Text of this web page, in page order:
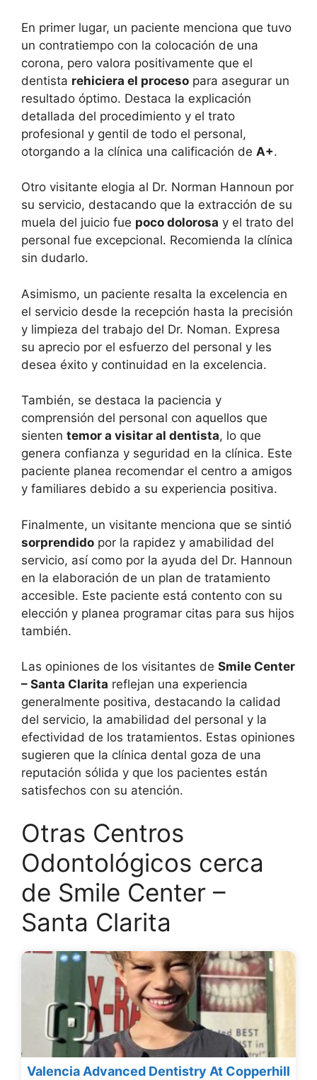
En primer lugar, un paciente menciona que tuvo
un contratiempo con la colocación de una
corona, pero valora positivamente que el
dentista rehiciera el proceso para asegurar un
resultado óptimo. Destaca la explicación
detallada del procedimiento y el trato
profesional y gentil de todo el personal,
otorgando a la clínica una calificación de A+.
Otro visitante elogia al Dr. Norman Hannoun por
su servicio, destacando que la extracción de su
muela del juicio fue poco dolorosa y el trato del
personal fue excepcional. Recomienda la clínica
sin dudarlo.
Asimismo, un paciente resalta la excelencia en
el servicio desde la recepción hasta la precisión
y limpieza del trabajo del Dr. Noman. Expresa
su aprecio por el esfuerzo del personal y les
desea éxito y continuidad en la excelencia.
También, se destaca la paciencia y
comprensión del personal con aquellos que
sienten temor a visitar al dentista, lo que
genera confianza y seguridad en la clínica. Este
paciente planea recomendar el centro a amigos
y familiares debido a su experiencia positiva.
Finalmente, un visitante menciona que se sintió
sorprendido por la rapidez y amabilidad del
servicio, así como por la ayuda del Dr. Hannoun
en la elaboración de un plan de tratamiento
accesible. Este paciente está contento con su
elección y planea programar citas para sus hijos
también.
Las opiniones de los visitantes de Smile Center
– Santa Clarita reflejan una experiencia
generalmente positiva, destacando la calidad
del servicio, la amabilidad del personal y la
efectividad de los tratamientos. Estas opiniones
sugieren que la clínica dental goza de una
reputación sólida y que los pacientes están
satisfechos con su atención.
Otras Centros
Odontológicos cerca
de Smile Center –
Santa Clarita
Valencia Advanced Dentistry At Copperhill